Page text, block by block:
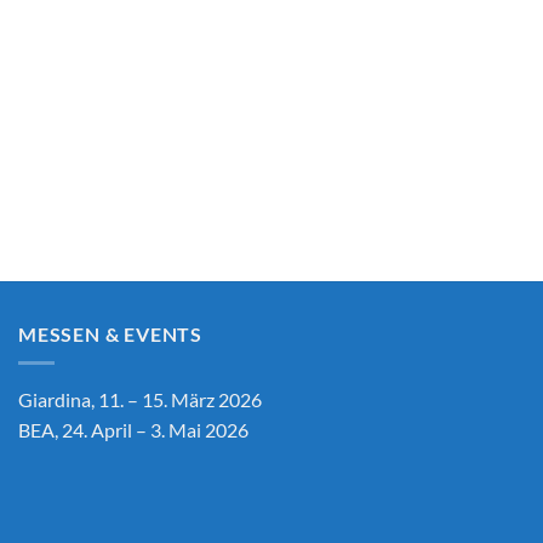
MESSEN & EVENTS
Giardina, 11. – 15. März 2026
BEA, 24. April – 3. Mai 2026